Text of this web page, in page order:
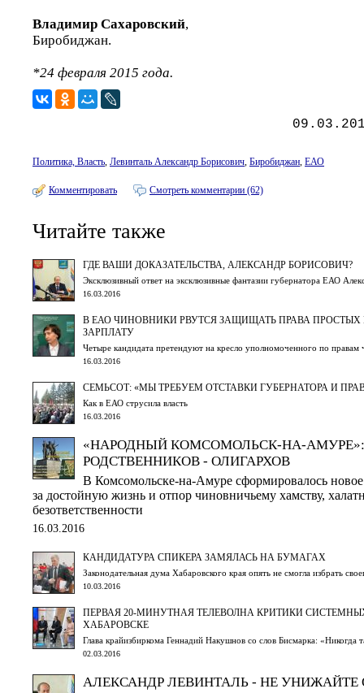
Владимир Сахаровский,
Биробиджан.
*24 февраля 2015 года.
Политика, Власть, Левинталь Александр Борисович, Биробиджан, ЕАО
Комментировать Смотреть комментарии (62)
Читайте также
ГДЕ ВАШИ ДОКАЗАТЕЛЬСТВА, АЛЕКСАНДР БОРИСОВИЧ?
Эксклюзивный ответ на эксклюзивные фантазии губернатора ЕАО
16.03.2016
В ЕАО ЧИНОВНИКИ РВУТСЯ ЗАЩИЩАТЬ ПРАВА
ЗАРПЛАТУ
Четыре кандидата претендуют на кресло уполномоченного по правам
16.03.2016
СЕМЬСОТ: «МЫ ТРЕБУЕМ ОТСТАВКИ ГУБЕРНАТОРА И
Как в ЕАО струсила власть
16.03.2016
«НАРОДНЫЙ КОМСОМОЛЬСК-НА-
РОДСТВЕННИКОВ - ОЛИГАРХОВ
В Комсомольске-на-Амуре сформировалось
за достойную жизнь и отпор чиновничьему хамству,
безответственности
16.03.2016
КАНДИДАТУРА СПИКЕРА ЗАМЯЛАСЬ НА БУМАГАХ
Законодательная дума Хабаровского края опять не смогла избрать
10.03.2016
ПЕРВАЯ 20-МИНУТНАЯ ТЕЛЕВОЛНА КРИТИКИ
ХАБАРОВСКЕ
Глава крайизбиркома Геннадий Накушнов со слов Бисмарка: «Никогда
02.03.2016
АЛЕКСАНДР ЛЕВИНТАЛЬ - НЕ УНИЖАЙТЕ